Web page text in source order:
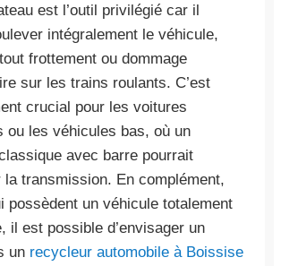
est l’outil privilégié car il
intégralement le véhicule,
frottement ou dommage
sur les trains roulants. C’est
crucial pour les voitures
ou les véhicules bas, où un
avec barre pourrait
la transmission. En complément,
possèdent un véhicule totalement
il est possible d’envisager un
un recycleur automobile à Boissise